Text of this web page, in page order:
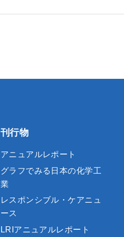
刊行物
アニュアルレポート
グラフでみる日本の化学工
業
レスポンシブル・ケアニュ
ース
LRIアニュアルレポート